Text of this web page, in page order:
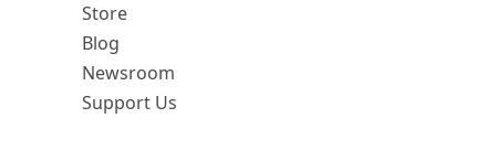
Store
Blog
Newsroom
Support Us